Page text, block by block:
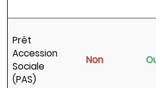
Prêt
Accession
Sociale
(PAS)
Non